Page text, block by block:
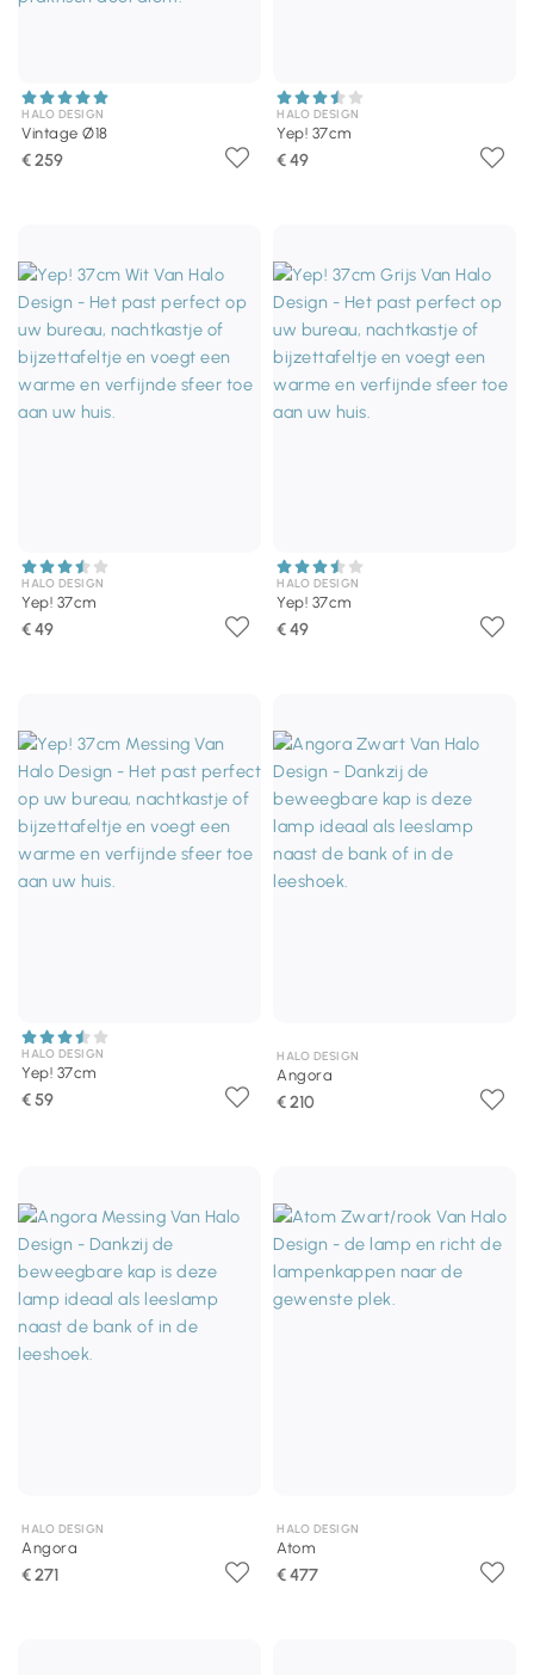
HALO DESIGN
Vintage Ø18
€ 259
HALO DESIGN
Yep! 37cm
€ 49
HALO DESIGN
Yep! 37cm
€ 49
HALO DESIGN
Yep! 37cm
€ 49
HALO DESIGN
Yep! 37cm
€ 59
HALO DESIGN
Angora
€ 210
HALO DESIGN
Angora
€ 271
HALO DESIGN
Atom
€ 477